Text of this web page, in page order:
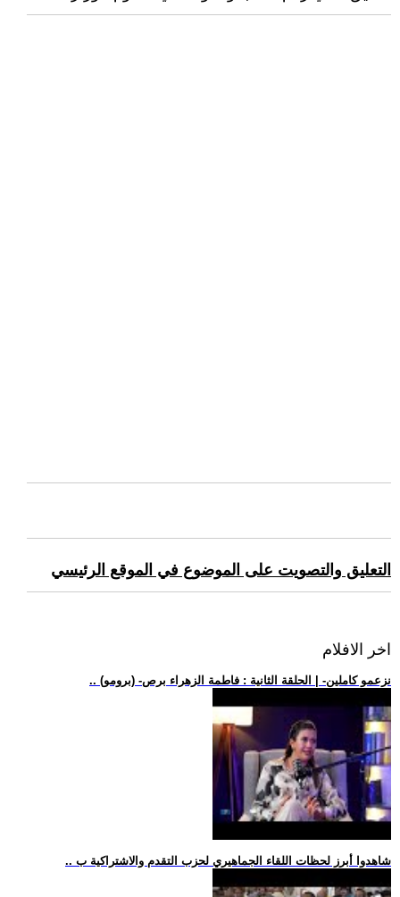
التعليق والتصويت على الموضوع في الموقع الرئيسي
اخر الافلام
.. (برومو) -نزعمو كاملين- | الحلقة الثانية : فاطمة الزهراء برص
.. شاهدوا أبرز لحظات اللقاء الجماهيري لحزب التقدم والاشتراكية ب